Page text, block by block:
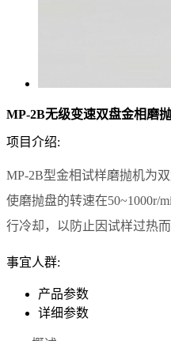
MP-2B无级变速双盘金相磨
项目介绍:
MP-2B型金相试样磨抛机为
使磨抛盘的转速在50~1000r/
行冷却，以防止因试样过热
事宜人群:
产品参数
详细参数